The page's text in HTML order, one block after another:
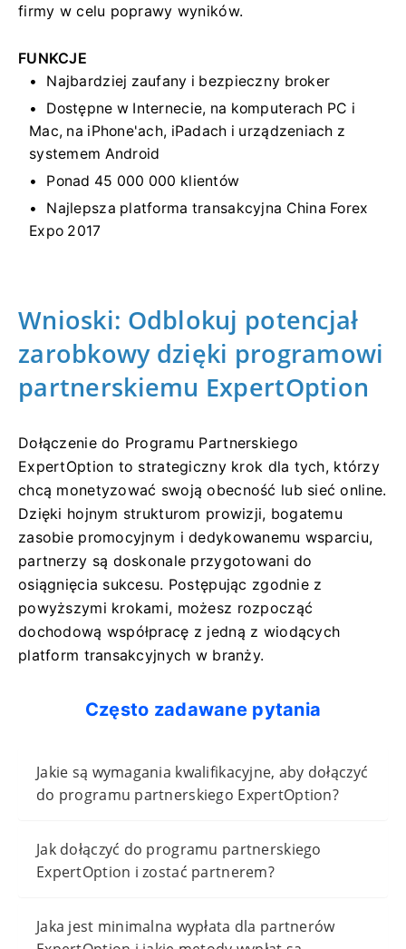
firmy w celu poprawy wyników.
FUNKCJE
Najbardziej zaufany i bezpieczny broker
Dostępne w Internecie, na komputerach PC i
Mac, na iPhone'ach, iPadach i urządzeniach z
systemem Android
Ponad 45 000 000 klientów
Najlepsza platforma transakcyjna China Forex
Expo 2017
Wnioski: Odblokuj potencjał
zarobkowy dzięki programowi
partnerskiemu ExpertOption
Dołączenie do Programu Partnerskiego
ExpertOption to strategiczny krok dla tych, którzy
chcą monetyzować swoją obecność lub sieć online.
Dzięki hojnym strukturom prowizji, bogatemu
zasobie promocyjnym i dedykowanemu wsparciu,
partnerzy są doskonale przygotowani do
osiągnięcia sukcesu. Postępując zgodnie z
powyższymi krokami, możesz rozpocząć
dochodową współpracę z jedną z wiodących
platform transakcyjnych w branży.
Często zadawane pytania
Jakie są wymagania kwalifikacyjne, aby dołączyć
do programu partnerskiego ExpertOption?
Jak dołączyć do programu partnerskiego
ExpertOption i zostać partnerem?
Jaka jest minimalna wypłata dla partnerów